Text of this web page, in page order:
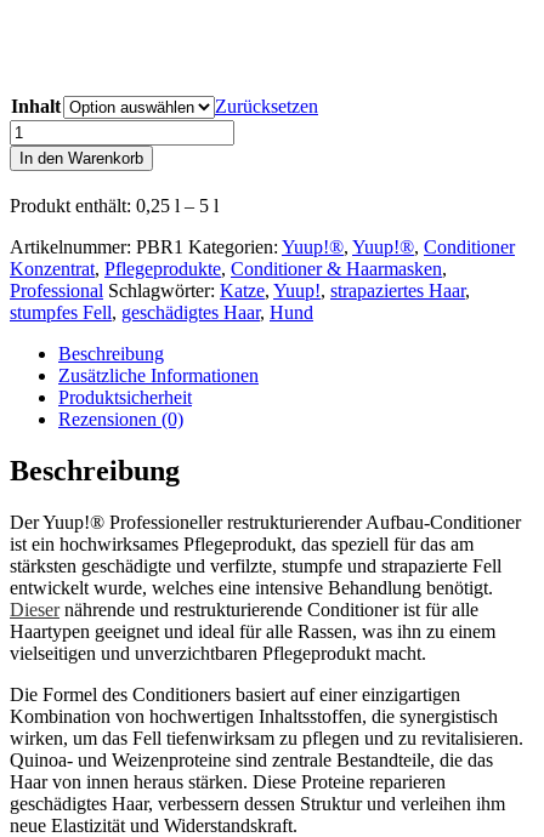
Inhalt
Zurücksetzen
Yuup!
®
Professioneller
restrukturierender
Aufbau-
Conditioner
Menge
In den Warenkorb
Produkt enthält: 0,25 l – 5 l
Artikelnummer: PBR1 Kategorien: Yuup!®, Yuup!®, Conditioner
Konzentrat, Pflegeprodukte, Conditioner & Haarmasken,
Professional Schlagwörter: Katze, Yuup!, strapaziertes Haar,
stumpfes Fell, geschädigtes Haar, Hund
Beschreibung
Zusätzliche Informationen
Produktsicherheit
Rezensionen (0)
Beschreibung
Der Yuup!® Professioneller restrukturierender Aufbau-Conditioner
ist ein hochwirksames Pflegeprodukt, das speziell für das am
stärksten geschädigte und verfilzte, stumpfe und strapazierte Fell
entwickelt wurde, welches eine intensive Behandlung benötigt.
Diesernährende und restrukturierende Conditioner ist für alle
Haartypen geeignet und ideal für alle Rassen, was ihn zu einem
vielseitigen und unverzichtbaren Pflegeprodukt macht.
Die Formel des Conditioners basiert auf einer einzigartigen
Kombination von hochwertigen Inhaltsstoffen, die synergistisch
wirken, um das Fell tiefenwirksam zu pflegen und zu revitalisieren.
Quinoa- und Weizenproteine sind zentrale Bestandteile, die das
Haar von innen heraus stärken. Diese Proteine reparieren
geschädigtes Haar, verbessern dessen Struktur und verleihen ihm
neue Elastizität und Widerstandskraft.